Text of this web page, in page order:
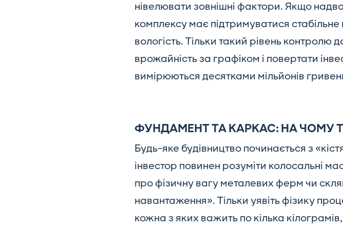
нівелювати зовнішні фактори. Якщо
комплексу має підтримуватися
вологість. Тільки такий рівень контролю
врожайність за графіком і повертати
вимірюються десятками мільйонів
ФУНДАМЕНТ ТА КАРКАС: НА ЧОМУ
Будь-яке будівництво починається з
інвестор повинен розуміти колосальні
про фізичну вагу металевих ферм чи
навантаження». Тільки уявіть фізику
кожна з яких важить по кілька